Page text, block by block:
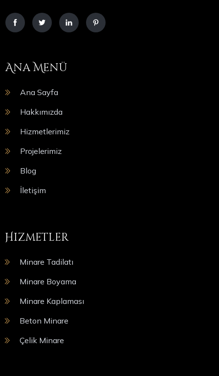
Ana Menü
Ana Sayfa
Hakkımızda
Hizmetlerimiz
Projelerimiz
Blog
İletişim
Hizmetler
Minare Tadilatı
Minare Boyama
Minare Kaplaması
Beton Minare
Çelik Minare